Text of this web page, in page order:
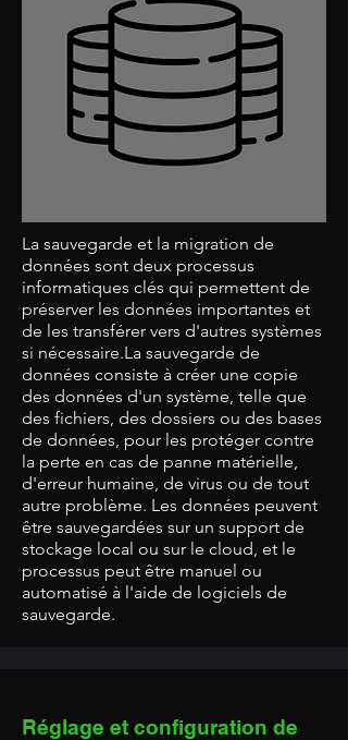
La sauvegarde et la migration de
données sont deux processus
informatiques clés qui permettent de
préserver les données importantes et
de les transférer vers d'autres systèmes
si nécessaire.La sauvegarde de
données consiste à créer une copie
des données d'un système, telle que
des fichiers, des dossiers ou des bases
de données, pour les protéger contre
la perte en cas de panne matérielle,
d'erreur humaine, de virus ou de tout
autre problème. Les données peuvent
être sauvegardées sur un support de
stockage local ou sur le cloud, et le
processus peut être manuel ou
automatisé à l'aide de logiciels de
sauvegarde.
Réglage et configuration de